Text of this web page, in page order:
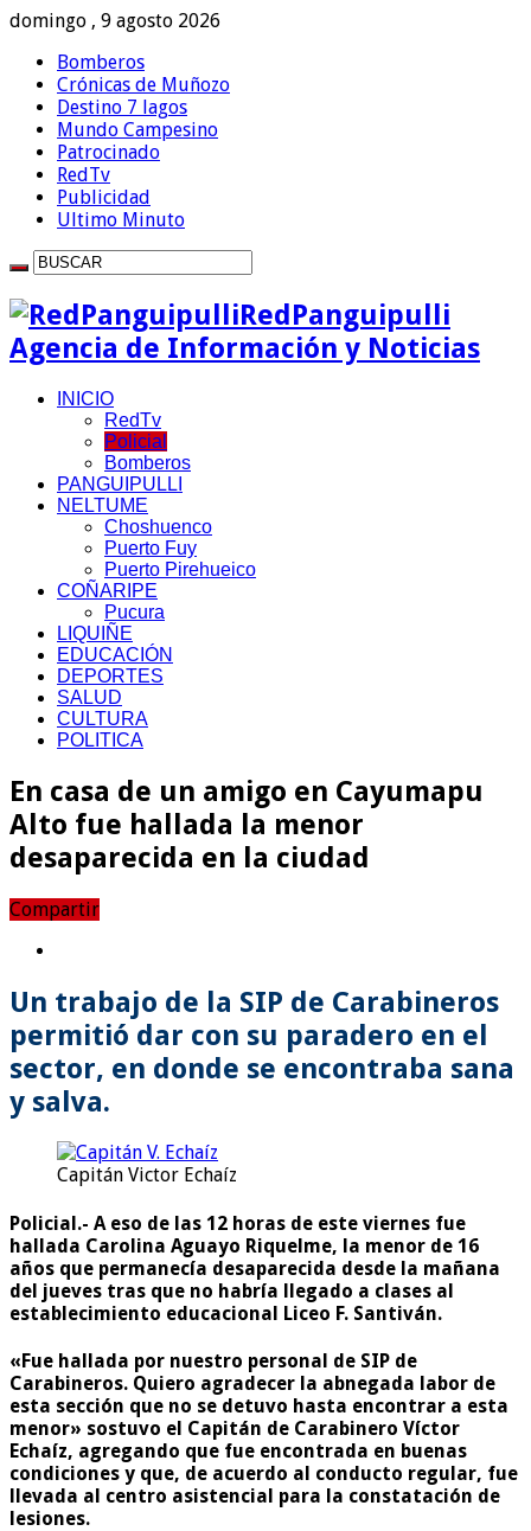
domingo , 9 agosto 2026
Bomberos
Crónicas de Muñozo
Destino 7 lagos
Mundo Campesino
Patrocinado
RedTv
Publicidad
Ultimo Minuto
RedPanguipulli
Agencia de Información y Noticias
INICIO
RedTv
Policial
Bomberos
PANGUIPULLI
NELTUME
Choshuenco
Puerto Fuy
Puerto Pirehueico
COÑARIPE
Pucura
LIQUIÑE
EDUCACIÓN
DEPORTES
SALUD
CULTURA
POLITICA
En casa de un amigo en Cayumapu
Alto fue hallada la menor
desaparecida en la ciudad
Compartir
Un trabajo de la SIP de Carabineros
permitió dar con su paradero en el
sector, en donde se encontraba sana
y salva.
Capitán Victor Echaíz
Policial.- A eso de las 12 horas de este viernes fue
hallada Carolina Aguayo Riquelme, la menor de 16
años que permanecía desaparecida desde la mañana
del jueves tras que no habría llegado a clases al
establecimiento educacional Liceo F. Santiván.
«Fue hallada por nuestro personal de SIP de
Carabineros. Quiero agradecer la abnegada labor de
esta sección que no se detuvo hasta encontrar a esta
menor» sostuvo el Capitán de Carabinero Víctor
Echaíz, agregando que fue encontrada en buenas
condiciones y que, de acuerdo al conducto regular, fue
llevada al centro asistencial para la constatación de
lesiones.